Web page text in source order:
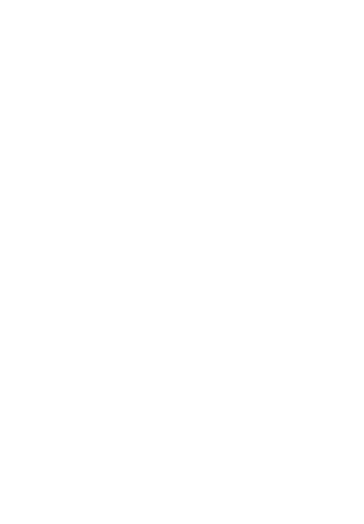
了承ください。
をご了承くださ
ようお願いしま
にご登録され
とをご了承くだ
ず変更すること
下、フタル酸ジブチ
はありません。
品に未対応品が
年1月12日よ
) : 1000ppm、
、
ない年数を意
可)を取得する
要な手段を講じ
これらの製造装
通知します。
、取り引きをい
ムロン制御